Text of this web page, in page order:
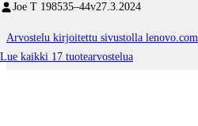
Joe T 198535–44v27.3.2024
Arvostelu kirjoitettu sivustolla lenovo.com
Lue kaikki 17 tuotearvostelua